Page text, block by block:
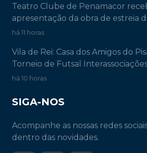
Teatro Clube de Penamacor
apresentação da obra de estreia
há 11 horas
Vila de Rei: Casa dos Amigos do
Torneio de Futsal
há 10 horas
SIGA-NOS
Acompanhe as nossas redes
dentro das novidades.